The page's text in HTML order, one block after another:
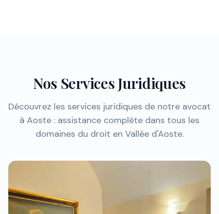
Nos Services Juridiques
Découvrez les services juridiques de notre avocat
à Aoste : assistance complète dans tous les
domaines du droit en Vallée d'Aoste.